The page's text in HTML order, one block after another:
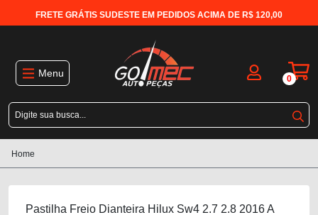
FRETE GRÁTIS SUDESTE EM PEDIDOS ACIMA DE R$ 120,00
Menu 0
Home
Pastilha Freio Dianteira Hilux Sw4 2.7 2.8 2016 A